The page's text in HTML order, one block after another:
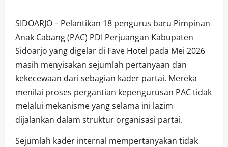
SIDOARJO – Pelantikan 18 pengurus baru Pimpinan
Anak Cabang (PAC) PDI Perjuangan Kabupaten
Sidoarjo yang digelar di Fave Hotel pada Mei 2026
masih menyisakan sejumlah pertanyaan dan
kekecewaan dari sebagian kader partai. Mereka
menilai proses pergantian kepengurusan PAC tidak
melalui mekanisme yang selama ini lazim
dijalankan dalam struktur organisasi partai.
Sejumlah kader internal mempertanyakan tidak